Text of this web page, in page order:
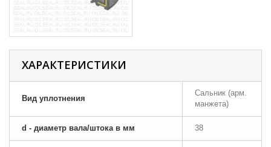
ХАРАКТЕРИСТИКИ
Вид уплотнения
Сальник (арм.
манжета)
d - диаметр вала/штока в мм 38